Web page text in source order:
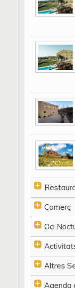
Comerç
Oci
Altres
Agenda